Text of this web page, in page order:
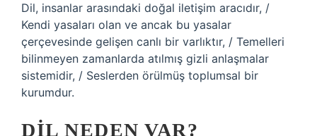
Dil, insanlar arasındaki doğal iletişim aracıdır, /
Kendi yasaları olan ve ancak bu yasalar
çerçevesinde gelişen canlı bir varlıktır, / Temelleri
bilinmeyen zamanlarda atılmış gizli anlaşmalar
sistemidir, / Seslerden örülmüş toplumsal bir
kurumdur.
DIL NEDEN VAR?